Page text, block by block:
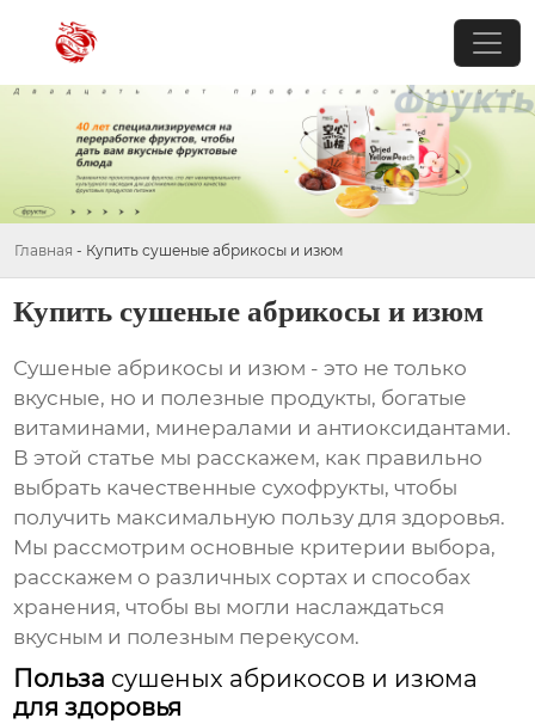
Главная - Купить сушеные абрикосы и изюм
Купить сушеные абрикосы и изюм
Сушеные абрикосы и изюм - это не только
вкусные, но и полезные продукты, богатые
витаминами, минералами и антиоксидантами.
В этой статье мы расскажем, как правильно
выбрать качественные сухофрукты, чтобы
получить максимальную пользу для здоровья.
Мы рассмотрим основные критерии выбора,
расскажем о различных сортах и способах
хранения, чтобы вы могли наслаждаться
вкусным и полезным перекусом.
Польза сушеных абрикосов и изюма
для здоровья